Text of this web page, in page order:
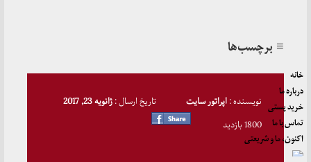
≡ برچسب‌ها
نویسنده :اپراتور سایت تاریخ ارسال :ژانویه 23, 2017
1800 بازدید
خانه
درباره ما
خرید پستی
تماس با ما
اکنون، ما و شریعتی